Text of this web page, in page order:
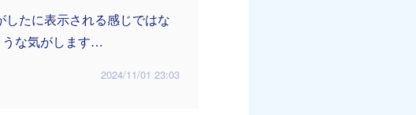
たに表示される感じではな
うな気がします…
2024/11/01 23:03